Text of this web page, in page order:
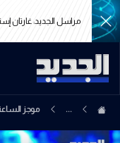
مراسل الجديد: غارتان
مراسل الجديد: غارتان
... موجز الساعة